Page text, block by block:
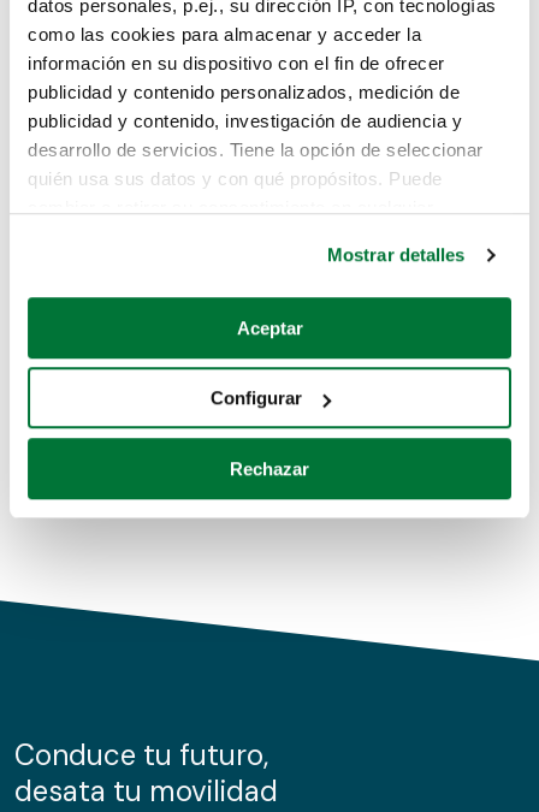
datos personales, p.ej., su dirección IP, con tecnologías
como las cookies para almacenar y acceder la
información en su dispositivo con el fin de ofrecer
publicidad y contenido personalizados, medición de
publicidad y contenido, investigación de audiencia y
desarrollo de servicios. Tiene la opción de seleccionar
quién usa sus datos y con qué propósitos. Puede
Si lo permite, también quisiéramos:
Recopilar información sobre su ubicación geográfica
Identificar su dispositivo analizándolo activamente
para buscar características específicas (huellas
Obtenga más información sobre cómo se procesan sus
de cookies.
información sobre el uso que haga del sitio web con
nuestros partners de redes sociales, publicidad y análisis
Mostrar detalles
Aceptar
Configurar
Rechazar
Lo sentimos, no sabemos como
te hemos traido hasta aquí.
Pero puedes encontrar el coche que estás
buscando en alguno de estos enlaces:
Coches de segunda mano
Coches de km0
Conduce tu futuro,
desata tu movilidad